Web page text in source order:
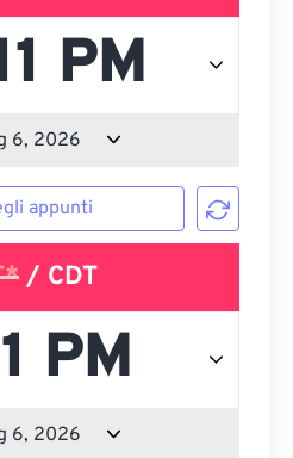
appunti
/ CDT